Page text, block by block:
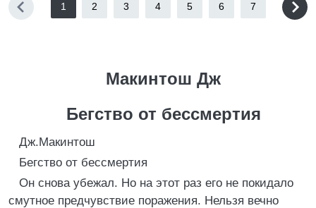
1 2 3 4 5 6 7
Макинтош Дж
Бегство от бессмертия
Дж.Макинтош
Бегство от бессмертия
Он снова убежал. Но на этот раз его не покидало
смутное предчувствие поражения. Нельзя вечно